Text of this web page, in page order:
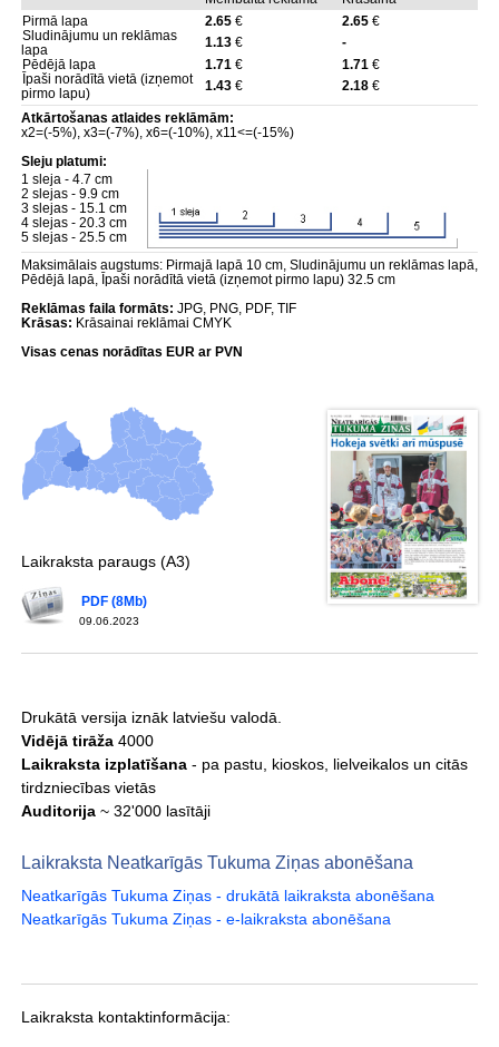
Pirmā lapa
2.65€ 2.65€
Sludinājumu un reklāmas
lapa
1.13€
-
Pēdējā lapa
1.71€ 1.71€
Īpaši norādītā vietā (izņemot
pirmo lapu)
1.43€ 2.18€
Atkārtošanas atlaides reklāmām:
x2=(-5%), x3=(-7%), x6=(-10%), x11<=(-15%)
Sleju platumi:
1 sleja - 4.7 cm
2 slejas - 9.9 cm
3 slejas - 15.1 cm
4 slejas - 20.3 cm
5 slejas - 25.5 cm
Maksimālais augstums: Pirmajā lapā 10 cm, Sludinājumu un reklāmas lapā,
Pēdējā lapā, Īpaši norādītā vietā (izņemot pirmo lapu) 32.5 cm
Reklāmas faila formāts: JPG, PNG, PDF, TIF
Krāsas: Krāsainai reklāmai CMYK
Visas cenas norādītas EUR ar PVN
Laikraksta paraugs (A3)
09.06.2023
PDF (8Mb)
Drukātā versija iznāk latviešu valodā.
Vidējā tirāža4000
Laikraksta izplatīšana- pa pastu, kioskos, lielveikalos un citās
tirdzniecības vietās
Auditorija~ 32'000 lasītāji
Laikraksta Neatkarīgās Tukuma Ziņas abonēšana
Neatkarīgās Tukuma Ziņas - drukātā laikraksta abonēšana
Neatkarīgās Tukuma Ziņas - e-laikraksta abonēšana
Laikraksta kontaktinformācija: